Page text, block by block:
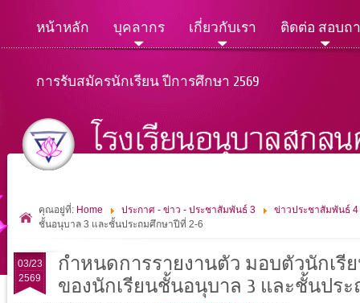
หน้าหลัก บุคลากร เกี่ยวกับเรา ติดต่อ สอบถ
การรับสมัครนักเรียน ปีการศึกษา 2569
คุณอยู่ที่: Home ประกาศ - ข่าว - ประชาสัมพันธ์ 3
ข่าวประชาสัมพันธ์ 4
ชั้นอนุบาล 3 และชั้นประถมศึกษาปีที่ 2-6
03/23
2569
กำหนดการรายงานตัว มอบตัวนักเรี
ของนักเรียนชั้นอนุบาล 3 และชั้นปร